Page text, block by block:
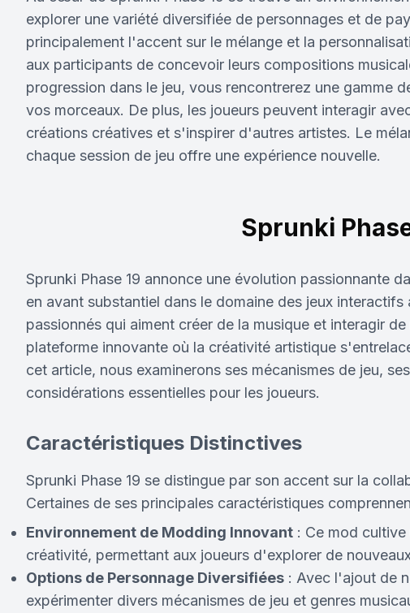
explorer une variété diversifiée de personnages et de
principalement l'accent sur le mélange et la
aux participants de concevoir leurs compositions
progression dans le jeu, vous rencontrerez une gamme
vos morceaux. De plus, les joueurs peuvent interagir
créations créatives et s'inspirer d'autres artistes. Le
chaque session de jeu offre une expérience nouvelle.
Sprunki
Sprunki Phase 19 annonce une évolution passionnante
en avant substantiel dans le domaine des jeux
passionnés qui aiment créer de la musique et interagir
plateforme innovante où la créativité artistique
cet article, nous examinerons ses mécanismes de jeu,
considérations essentielles pour les joueurs.
Caractéristiques Distinctives
Sprunki Phase 19 se distingue par son accent sur la
Certaines de ses principales caractéristiques
Environnement de Modding Innovant : Ce mod
créativité, permettant aux joueurs d'explorer de
Options de Personnage Diversifiées : Avec l'ajout de
expérimenter divers mécanismes de jeu et genres